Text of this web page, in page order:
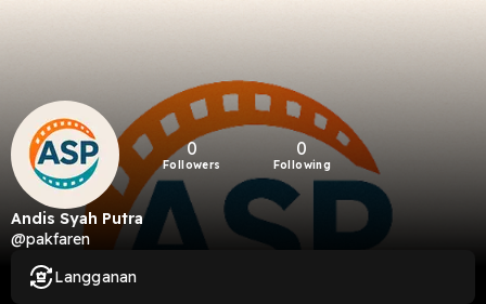
0
Followers
0
Following
Andis Syah Putra
@pakfaren
Langganan